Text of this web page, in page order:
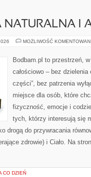
NATURALNA I
MOŻLIWOŚĆ
Bodbam.pl to przestrzeń,
całościowo – bez dzielenia
części”, bez patrzenia
miejsce dla osób, które
fizyczność, emocje i
tych, którzy interesują się
drogą do przywracania
zdrowie) i Ciało. Na
CO DZIEŃ